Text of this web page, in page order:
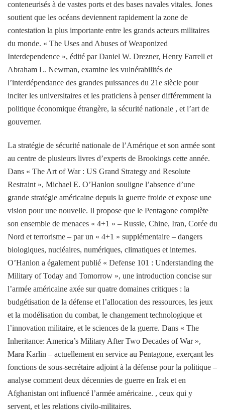
conteneurisés à de vastes ports et des bases navales vitales. Jones
soutient que les océans deviennent rapidement la zone de
contestation la plus importante entre les grands acteurs militaires
du monde. « The Uses and Abuses of Weaponized
Interdependence », édité par Daniel W. Drezner, Henry Farrell et
Abraham L. Newman, examine les vulnérabilités de
l’interdépendance des grandes puissances du 21e siècle pour
inciter les universitaires et les praticiens à penser différemment la
politique économique étrangère, la sécurité nationale , et l’art de
gouverner.
La stratégie de sécurité nationale de l’Amérique et son armée sont
au centre de plusieurs livres d’experts de Brookings cette année.
Dans « The Art of War : US Grand Strategy and Resolute
Restraint », Michael E. O’Hanlon souligne l’absence d’une
grande stratégie américaine depuis la guerre froide et expose une
vision pour une nouvelle. Il propose que le Pentagone complète
son ensemble de menaces « 4+1 » – Russie, Chine, Iran, Corée du
Nord et terrorisme – par un « 4+1 » supplémentaire – dangers
biologiques, nucléaires, numériques, climatiques et internes.
O’Hanlon a également publié « Defense 101 : Understanding the
Military of Today and Tomorrow », une introduction concise sur
l’armée américaine axée sur quatre domaines critiques : la
budgétisation de la défense et l’allocation des ressources, les jeux
et la modélisation du combat, le changement technologique et
l’innovation militaire, et le sciences de la guerre. Dans « The
Inheritance: America’s Military After Two Decades of War »,
Mara Karlin – actuellement en service au Pentagone, exerçant les
fonctions de sous-secrétaire adjoint à la défense pour la politique –
analyse comment deux décennies de guerre en Irak et en
Afghanistan ont influencé l’armée américaine. , ceux qui y
servent, et les relations civilo-militaires.